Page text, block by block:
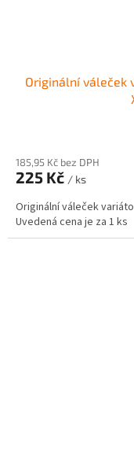
Originální váleček
185,95 Kč bez DPH
225 Kč / ks
Originální váleček
Uvedená cena je za 1 ks